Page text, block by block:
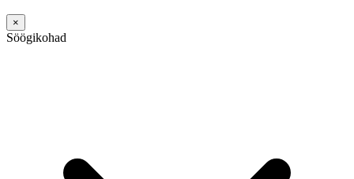
×
Söögikohad